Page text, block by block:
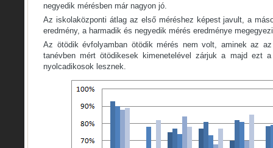
negyedik mérésben már nagyon jó.
Az iskolaközponti átlag az első méréshez képest javult, a
eredmény, a harmadik és negyedik mérés eredménye
Az ötödik évfolyamban ötödik mérés nem volt, aminek az
tanévben mért ötödikesek kimenetelével zárjuk a majd ezt
nyolcadikosok lesznek.